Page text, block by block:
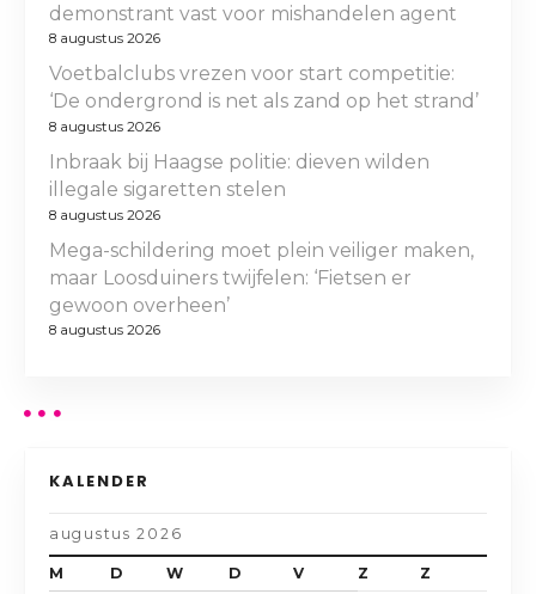
demonstrant vast voor mishandelen agent
8 augustus 2026
Voetbalclubs vrezen voor start competitie:
‘De ondergrond is net als zand op het strand’
8 augustus 2026
Inbraak bij Haagse politie: dieven wilden
illegale sigaretten stelen
8 augustus 2026
Mega-schildering moet plein veiliger maken,
maar Loosduiners twijfelen: ‘Fietsen er
gewoon overheen’
8 augustus 2026
KALENDER
augustus 2026
M D W D V Z Z